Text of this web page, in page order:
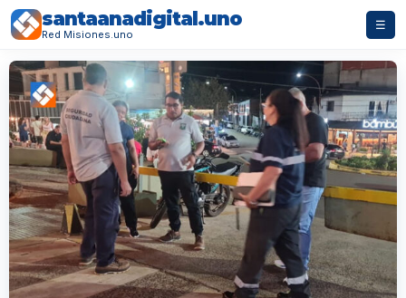
santaanadigital.uno
Red Misiones.uno
☰